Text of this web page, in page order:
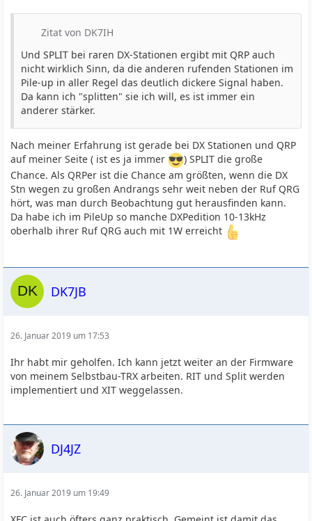
Zitat von DK7IH
Und SPLIT bei raren DX-Stationen ergibt mit QRP auch
nicht wirklich Sinn, da die anderen rufenden Stationen im
Pile-up in aller Regel das deutlich dickere Signal haben.
Da kann ich "splitten" sie ich will, es ist immer ein
anderer stärker.
Nach meiner Erfahrung ist gerade bei DX Stationen und QRP
auf meiner Seite ( ist es ja immer
) SPLIT die große
Chance. Als QRPer ist die Chance am größten, wenn die DX
Stn wegen zu großen Andrangs sehr weit neben der Ruf QRG
hört, was man durch Beobachtung gut herausfinden kann.
Da habe ich im PileUp so manche DXPedition 10-13kHz
oberhalb ihrer Ruf QRG auch mit 1W erreicht
DK7JB
26. Januar 2019 um 17:53
Ihr habt mir geholfen. Ich kann jetzt weiter an der Firmware
von meinem Selbstbau-TRX arbeiten. RIT und Split werden
implementiert und XIT weggelassen.
DJ4JZ
26. Januar 2019 um 19:49